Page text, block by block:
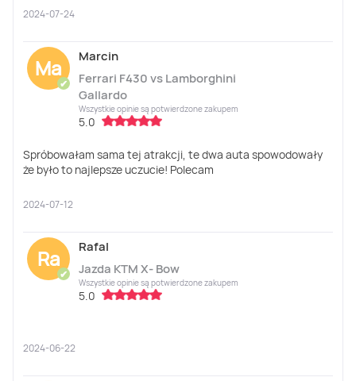
2024-07-24
Ma
✔
Marcin
Ferrari F430 vs Lamborghini
Gallardo
Wszystkie opinie są potwierdzone zakupem
5.0
Spróbowałam sama tej atrakcji, te dwa auta spowodowały
że było to najlepsze uczucie! Polecam
2024-07-12
Ra
✔
Rafal
Jazda KTM X- Bow
Wszystkie opinie są potwierdzone zakupem
5.0
2024-06-22